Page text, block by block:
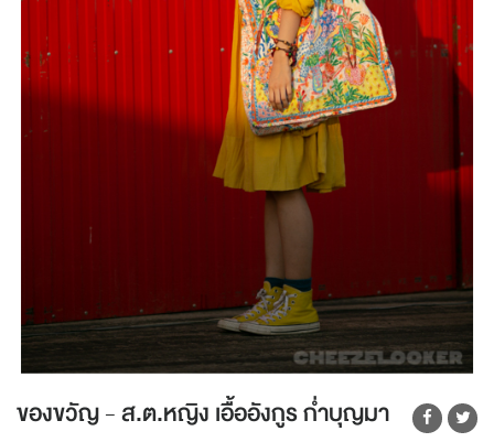
ของขวัญ - ส.ต.หญิง เอื้ออังกูร ก่ำบุญมา